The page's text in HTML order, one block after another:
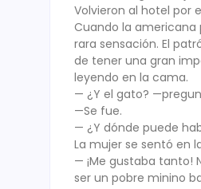
Volvieron al hotel por
Cuando la
rara sensación. El
de tener una gran
leyendo en la cama.
— ¿Y el gato?
—Se fue.
— ¿Y dónde puede
La mujer se sentó en
— ¡Me gustaba tanto!
ser un pobre minino